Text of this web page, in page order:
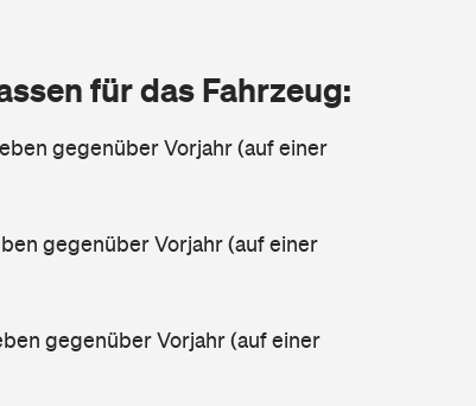
für das Fahrzeug:
gegenüber Vorjahr (auf einer
gegenüber Vorjahr (auf einer
gegenüber Vorjahr (auf einer